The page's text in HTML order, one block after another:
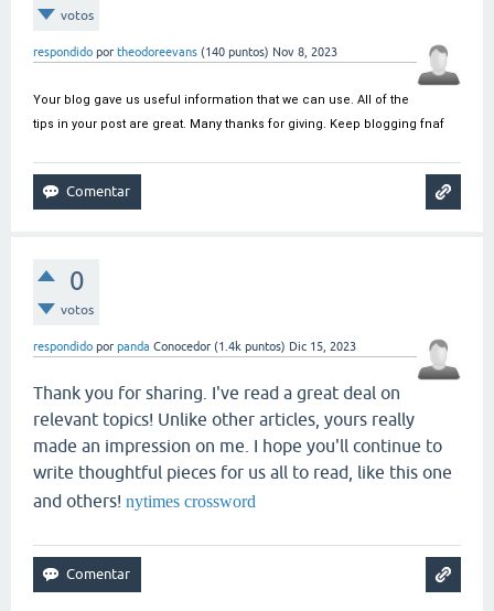
votos
respondido por theodoreevans (140 puntos) Nov 8, 2023
Your blog gave us useful information that we can use. All of the
tips in your post are great. Many thanks for giving. Keep blogging fnaf
0
votos
respondido por panda Conocedor (1.4k puntos) Dic 15, 2023
Thank you for sharing. I've read a great deal on
relevant topics! Unlike other articles, yours really
made an impression on me. I hope you'll continue to
write thoughtful pieces for us all to read, like this one
and others! nytimes crossword